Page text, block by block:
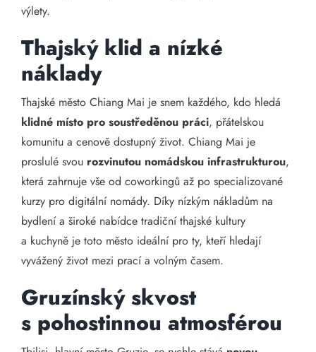
výlety.
Thajský klid a nízké
náklady
Thajské město Chiang Mai je snem každého, kdo hledá
klidné místo pro soustředěnou práci, přátelskou
komunitu a cenově dostupný život. Chiang Mai je
proslulé svou rozvinutou nomádskou infrastrukturou,
která zahrnuje vše od coworkingů až po specializované
kurzy pro digitální nomády. Díky nízkým nákladům na
bydlení a široké nabídce tradiční thajské kultury
a kuchyně je toto město ideální pro ty, kteří hledají
vyvážený život mezi prací a volným časem.
Gruzínský skvost
s pohostinnou atmosférou